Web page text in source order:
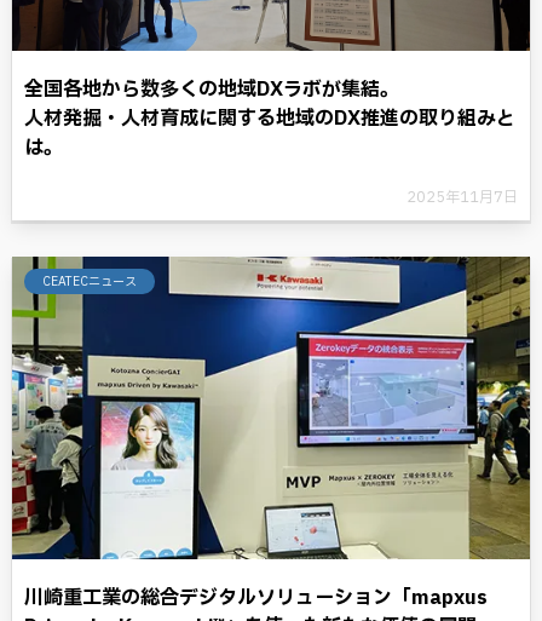
全国各地から数多くの地域DXラボが集結。
人材発掘・人材育成に関する地域のDX推進の取り組みと
は。
2025年11月7日
CEATECニュース
川崎重工業の総合デジタルソリューション「mapxus